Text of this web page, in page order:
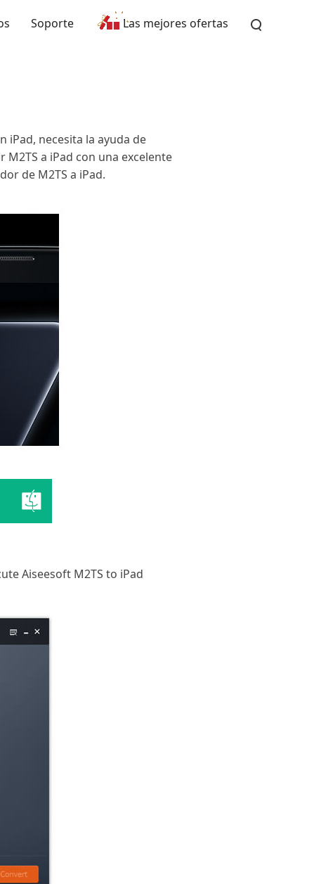
Soporte Las mejores ofertas
iPad, necesita la ayuda de
a iPad con una excelente
de M2TS a iPad.
Aiseesoft M2TS to iPad